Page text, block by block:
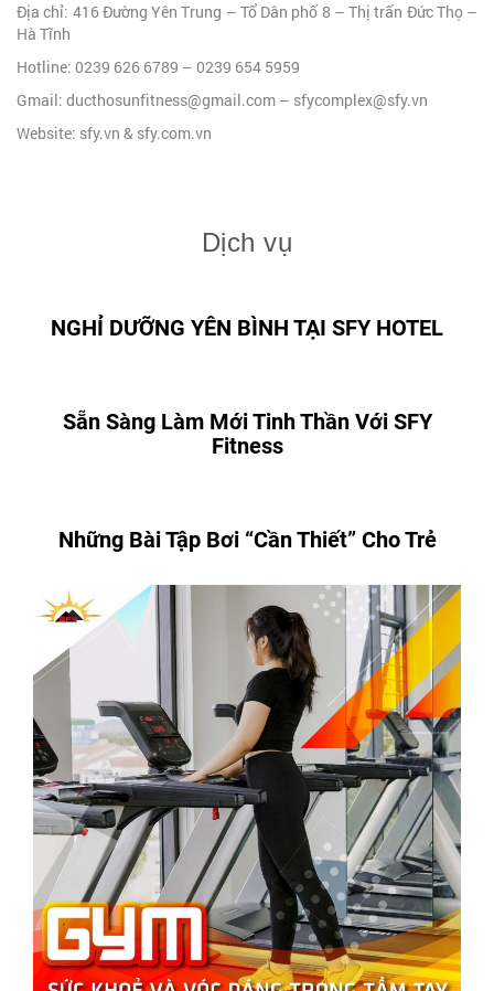
Địa chỉ: 416 Đường Yên Trung – Tổ Dân phố 8 – Thị trấn Đức Thọ –
Hà Tĩnh
Hotline: 0239 626 6789 – 0239 654 5959
Gmail: ducthosunfitness@gmail.com – sfycomplex@sfy.vn
Website: sfy.vn & sfy.com.vn
Dịch vụ
NGHỈ DƯỠNG YÊN BÌNH TẠI SFY HOTEL
Sẵn Sàng Làm Mới Tinh Thần Với SFY
Fitness
Những Bài Tập Bơi “Cần Thiết” Cho Trẻ